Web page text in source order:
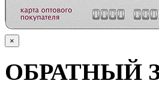
×
ОБРАТНЫЙ